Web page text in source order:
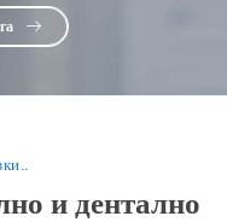
и дентално